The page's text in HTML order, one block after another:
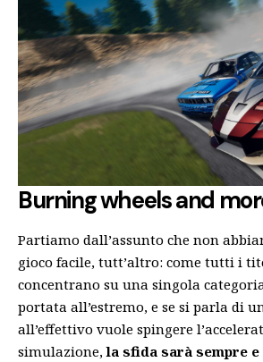
Burning wheels and
Partiamo dall’assunto che non
gioco facile, tutt’altro: come tutti i
concentrano su una singola
portata all’estremo, e se si parla di
all’effettivo vuole spingere
simulazione,la sfida sarà sempre e